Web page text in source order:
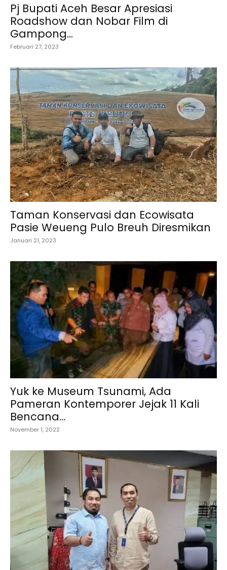
Pj Bupati Aceh Besar Apresiasi
Roadshow dan Nobar Film di
Gampong...
Februari 27, 2023
Taman Konservasi dan Ecowisata
Pasie Weueng Pulo Breuh Diresmikan
Januari 21, 2023
Yuk ke Museum Tsunami, Ada
Pameran Kontemporer Jejak 11 Kali
Bencana...
November 1, 2022